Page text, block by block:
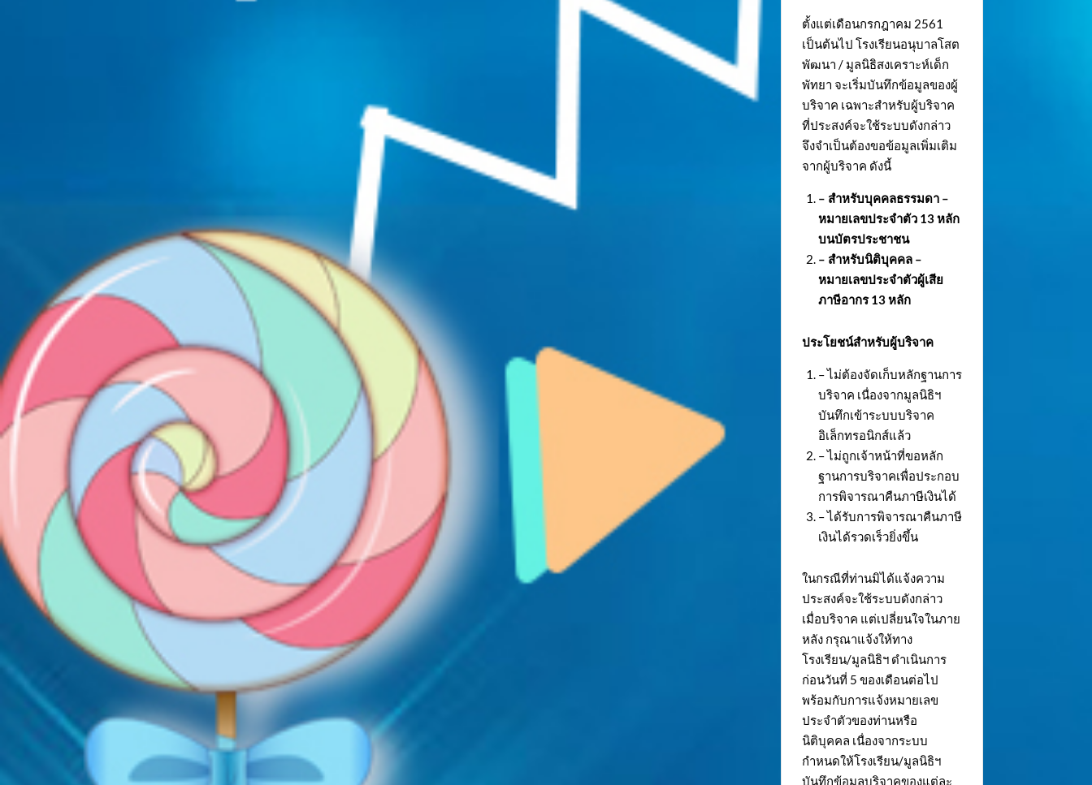
ตั้งแต่เดือนกรกฎาคม 2561
เป็นต้นไป โรงเรียนอนุบาลโสต
พัฒนา / มูลนิธิสงเคราะห์เด็ก
พัทยา จะเริ่มบันทึกข้อมูลของผู้
บริจาค เฉพาะสำหรับผู้บริจาค
ที่ประสงค์จะใช้ระบบดังกล่าว
จึงจำเป็นต้องขอข้อมูลเพิ่มเติม
จากผู้บริจาค ดังนี้
– สำหรับบุคคลธรรมดา –
หมายเลขประจำตัว 13 หลัก
บนบัตรประชาชน
– สำหรับนิติบุคคล –
หมายเลขประจำตัวผู้เสีย
ภาษีอากร 13 หลัก
ประโยชน์สำหรับผู้บริจาค
– ไม่ต้องจัดเก็บหลักฐานการ
บริจาค เนื่องจากมูลนิธิฯ
บันทึกเข้าระบบบริจาค
อิเล็กทรอนิกส์แล้ว
– ไม่ถูกเจ้าหน้าที่ขอหลัก
ฐานการบริจาคเพื่อประกอบ
การพิจารณาคืนภาษีเงินได้
– ได้รับการพิจารณาคืนภาษี
เงินได้รวดเร็วยิ่งขึ้น
ในกรณีที่ท่านมิได้แจ้งความ
ประสงค์จะใช้ระบบดังกล่าว
เมื่อบริจาค แต่เปลี่ยนใจในภาย
หลัง กรุณาแจ้งให้ทาง
โรงเรียน/มูลนิธิฯ ดำเนินการ
ก่อนวันที่ 5 ของเดือนต่อไป
พร้อมกับการแจ้งหมายเลข
ประจำตัวของท่านหรือ
นิติบุคคล เนื่องจากระบบ
กำหนดให้โรงเรียน/มูลนิธิฯ
บันทึกข้อมูลบริจาคของแต่ละ